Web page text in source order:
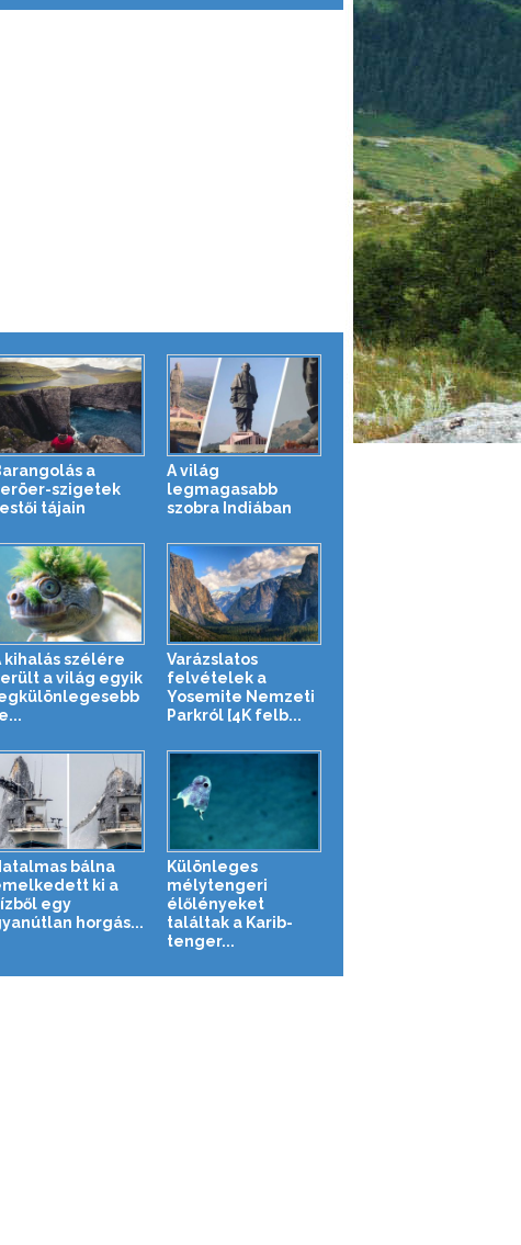
a
szigetek
tájain
A világ
legmagasabb
szobra Indiában
kihalás szélére
a világ egyik
Varázslatos
felvételek a
Yosemite Nemzeti
Parkról [4K felb...
bálna
ki a
egy
horgás...
Különleges
mélytengeri
élőlényeket
találtak a Karib-
tenger...